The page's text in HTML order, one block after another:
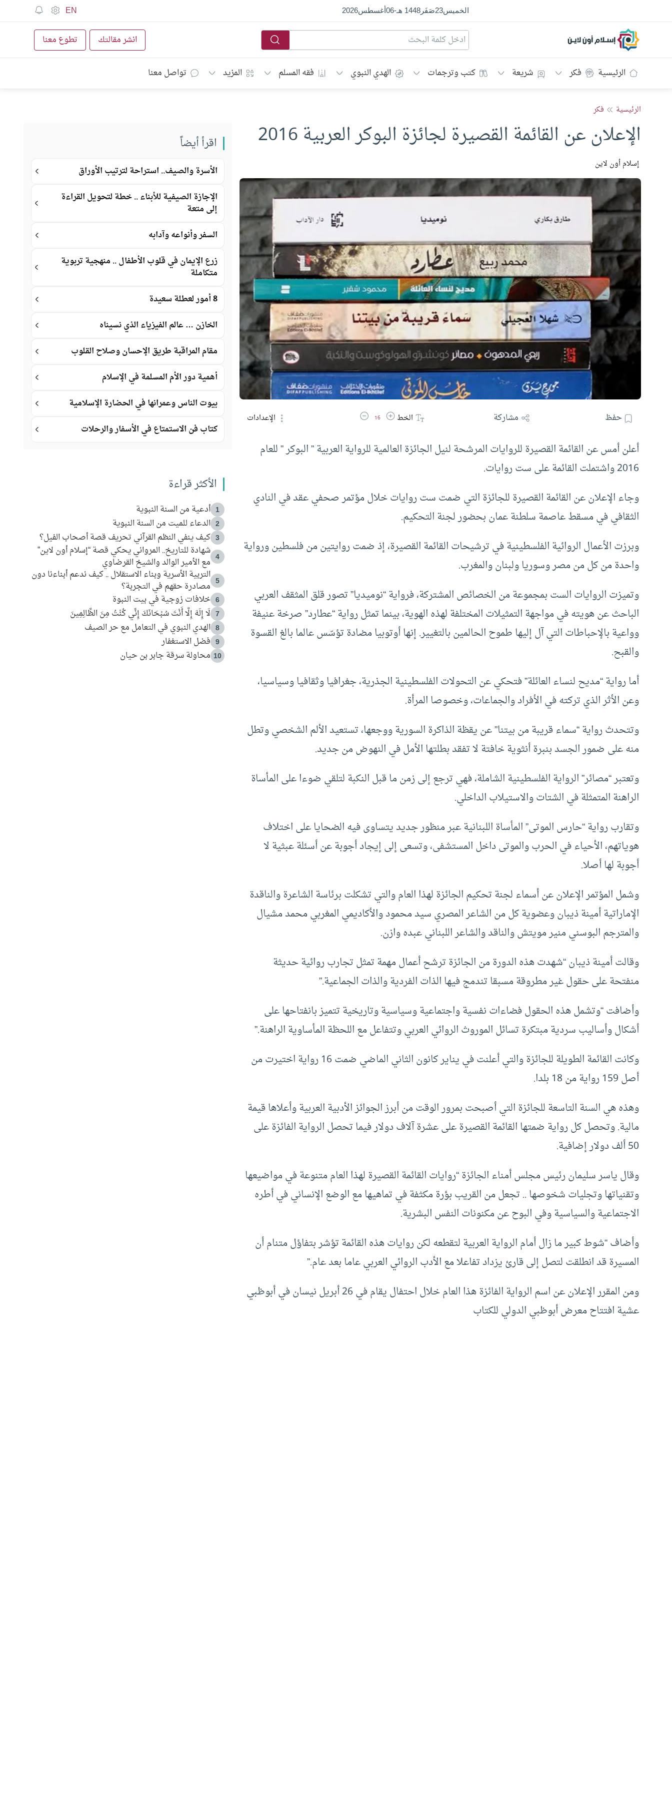
الخميس23صَفَر1448 هـ -
06أغسطس2026
EN
إسلام أون لاين انشر مقالتك تطوع معنا
الرئيسية فكر شريعة كتب وترجمات الهدي النبوي فقه المسلم المزيد تواصل معنا
الرئيسية فكر
الإعلان عن القائمة القصيرة لجائزة البوكر العربية 2016
إسلام أون لاين
حفظ مشاركة الخطزيادة حجم الخط
16 تقليل حجم الخط الإعدادات
أعلن أمس عن القائمة القصيرة للروايات المرشحة لنيل الجائزة العالمية للرواية العربية ” البوكر ” للعام
2016 واشتملت القائمة على ست روايات.
وجاء الإعلان عن القائمة القصيرة للجائزة التي ضمت ست روايات خلال مؤتمر صحفي عقد في النادي
الثقافي في مسقط عاصمة سلطنة عمان بحضور لجنة التحكيم.
وبرزت الأعمال الروائية الفلسطينية في ترشيحات القائمة القصيرة، إذ ضمت روايتين من فلسطين ورواية
واحدة من كل من مصر وسوريا ولبنان والمغرب.
وتميزت الروايات الست بمجموعة من الخصائص المشتركة، فرواية “نوميديا” تصور قلق المثقف العربي
الباحث عن هويته في مواجهة التمثيلات المختلفة لهذه الهوية، بينما تمثل رواية “عطارد” صرخة عنيفة
وواعية بالإحباطات التي آل إليها طموح الحالمين بالتغيير. إنها أوتوبيا مضادة تؤسّس عالما بالغ القسوة
والقبح.
أما رواية “مديح لنساء العائلة” فتحكي عن التحولات الفلسطينية الجذرية، جغرافيا وثقافيا وسياسيا،
وعن الأثر الذي تركته في الأفراد والجماعات، وخصوصا المرأة.
وتتحدث رواية “سماء قريبة من بيتنا” عن يقظة الذاكرة السورية ووجعها، تستعيد الألم الشخصي وتطل
منه على ضمور الجسد بنبرة أنثوية خافتة لا تفقد بطلتها الأمل في النهوض من جديد.
وتعتبر “مصائر” الرواية الفلسطينية الشاملة، فهي ترجع إلى زمن ما قبل النكبة لتلقي ضوءا على المأساة
الراهنة المتمثلة في الشتات والاستيلاب الداخلي.
وتقارب رواية “حارس الموتى” المأساة اللبنانية عبر منظور جديد يتساوى فيه الضحايا على اختلاف
هوياتهم، الأحياء في الحرب والموتى داخل المستشفى، وتسعى إلى إيجاد أجوبة عن أسئلة عبثية لا
أجوبة لها أصلا.
وشمل المؤتمر الإعلان عن أسماء لجنة تحكيم الجائزة لهذا العام والتي تشكلت برئاسة الشاعرة والناقدة
الإماراتية أمينة ذيبان وعضوية كل من الشاعر المصري سيد محمود والأكاديمي المغربي محمد مشيال
والمترجم البوسني منير مويتش والناقد والشاعر اللبناني عبده وازن.
وقالت أمينة ذيبان “شهدت هذه الدورة من الجائزة ترشح أعمال مهمة تمثل تجارب روائية حديثة
منفتحة على حقول غير مطروقة مسبقا تندمج فيها الذات الفردية والذات الجماعية.”
وأضافت “وتشمل هذه الحقول فضاءات نفسية واجتماعية وسياسية وتاريخية تتميز بانفتاحها على
أشكال وأساليب سردية مبتكرة تسائل الموروث الروائي العربي وتتفاعل مع اللحظة المأساوية الراهنة.”
وكانت القائمة الطويلة للجائزة والتي أعلنت في يناير كانون الثاني الماضي ضمت 16 رواية اختيرت من
أصل 159 رواية من 18 بلدا.
وهذه هي السنة التاسعة للجائزة التي أصبحت بمرور الوقت من أبرز الجوائز الأدبية العربية وأعلاها قيمة
مالية. وتحصل كل رواية ضمتها القائمة القصيرة على عشرة آلاف دولار فيما تحصل الرواية الفائزة على
50 ألف دولار إضافية.
وقال ياسر سليمان رئيس مجلس أمناء الجائزة “روايات القائمة القصيرة لهذا العام متنوعة في مواضيعها
وتقنياتها وتجليات شخوصها .. تجعل من القريب بؤرة مكثفة في تماهيها مع الوضع الإنساني في أطره
الاجتماعية والسياسية وفي البوح عن مكنونات النفس البشرية.
وأضاف “شوط كبير ما زال أمام الرواية العربية لتقطعه لكن روايات هذه القائمة تؤشر بتفاؤل متنام أن
المسيرة قد انطلقت لتصل إلى قارئ يزداد تفاعلا مع الأدب الروائي العربي عاما بعد عام.”
ومن المقرر الإعلان عن اسم الرواية الفائزة هذا العام خلال احتفال يقام في 26 أبريل نيسان في أبوظبي
عشية افتتاح معرض أبوظبي الدولي للكتاب
اقرأ أيضاً
الأسرة والصيف.. استراحة لترتيب الأوراق
الإجازة الصيفية للأبناء .. خطة لتحويل القراءة
إلى متعة
السفر وأنواعه وآدابه
زرع الإيمان في قلوب الأطفال .. منهجية تربوية
متكاملة
8 أمور لعطلة سعيدة
الخازن … عالم الفيزياء الذي نسيناه
مقام المراقبة طريق الإحسان وصلاح القلوب
أهمية دور الأم المسلمة في الإسلام
بيوت الناس وعمرانها في الحضارة الإسلامية
كتاب فن الاستمتاع في الأسفار والرحلات
الأكثر قراءة
1 أدعية من السنة النبوية
2 الدعاء للميت من السنة النبوية
3 كيف ينفي النظم القرآني تحريف قصة أصحاب الفيل؟
4
شهادة للتاريخ.. المرواني يحكي قصة “إسلام أون لاين”
مع الأمير الوالد والشيخ القرضاوي
5
التربية الأسرية وبناء الاستقلال .. كيف ندعم أبناءنا دون
مصادرة حقهم في التجربة؟
6 خلافات زوجية في بيت النبوة
7 لَا إِلَهَ إِلَّا أَنْتَ سُبْحَانَكَ إِنِّي كُنْتُ مِنَ الظَّالِمِينَ
8 الهدي النبوي في التعامل مع حر الصيف
9 فضل الاستغفار
10 محاولة سرقة جابر بن حيان